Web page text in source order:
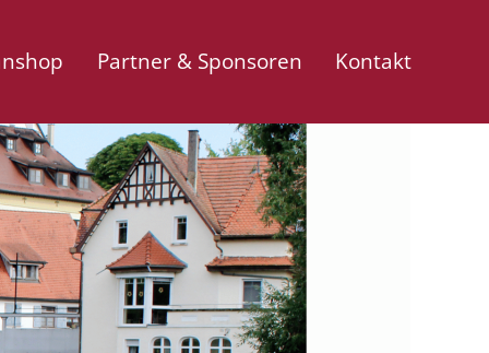
Partner & Sponsoren Kontakt